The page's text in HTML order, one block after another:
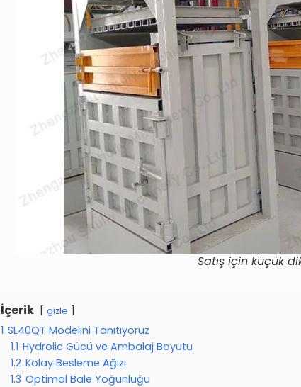
Satış için küçük
İçerik gizle
1 SL40QT Modelini Tanıtıyoruz
1.1 Hydrolic Gücü ve Ambalaj Boyutu
1.2 Kolay Besleme Ağızı
1.3 Optimal Bale Yoğunluğu